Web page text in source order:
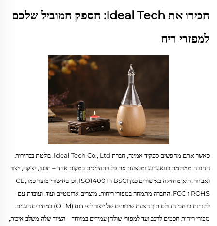
הכירו את Ideal Tech: הספק המוביל שלכם
למפזרי ריח
כאשר אתם מחפשים ספקיד אמינה, חברת Ideal Tech Co., Ltd. בולטת בבהירות.
החברה ממוקמת בגואנגדונג ומבצעת את כל התהליכים במקום אחד – תכנון, יציקה, ייצור
ואביזור. היא מחזיקה באישורים כגון BSCI ו-ISO14001, וכן באישורי מוצר כמו CE,
ROHS ו-FCC. החברה מתמחה במפזרי ריחות, מוצרים ארומטיים ועוד, ועובדת עם
לקוחות ברחבי העולם תוך הצעת שירותים של ייצור לפי דגם (OEM) במחירים הוגנים.
מפזרי ריחות חכמים לרכב ועד למפזרי שולחן עמידים במיוחד – הציוד שלה משלב איכות,